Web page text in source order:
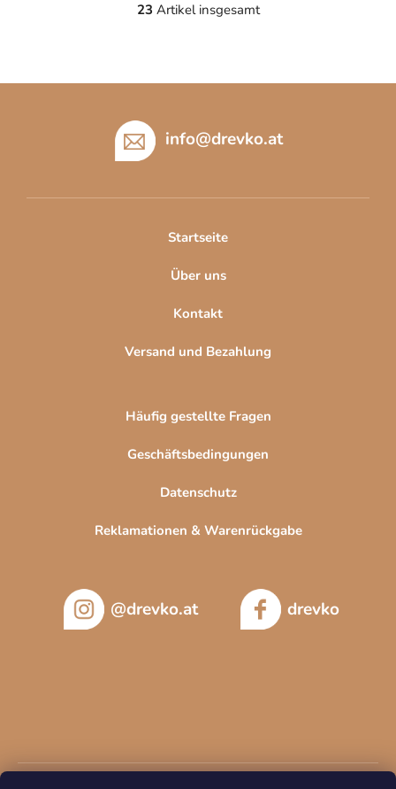
S
e
l
m
n
e
e
L
t
e
23 Artikel insgesamt
info@drevko.at
Startseite
Über uns
Kontakt
Versand und Bezahlung
Häufig gestellte Fragen
Geschäftsbedingungen
Datenschutz
Reklamationen & Warenrückgabe
@drevko.at drevko